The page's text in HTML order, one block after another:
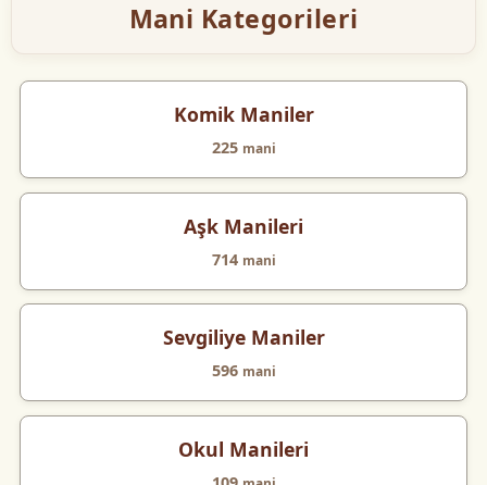
Mani Kategorileri
Komik Maniler
225 mani
Aşk Manileri
714 mani
Sevgiliye Maniler
596 mani
Okul Manileri